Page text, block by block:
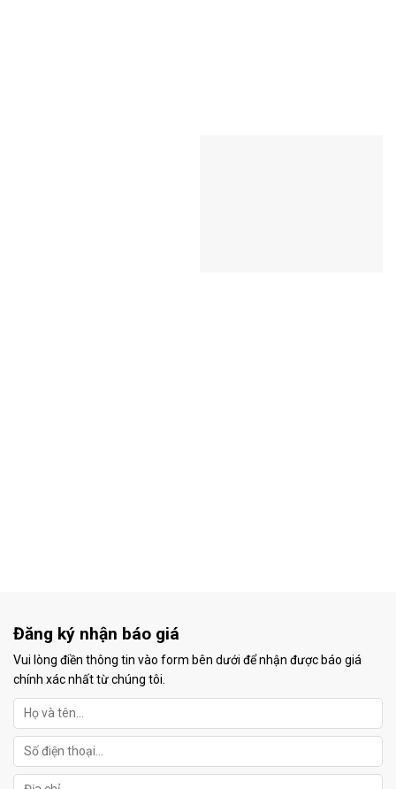
Đăng ký nhận báo giá
Vui lòng điền thông tin vào form bên dưới để nhận được báo giá
chính xác nhất từ chúng tôi.